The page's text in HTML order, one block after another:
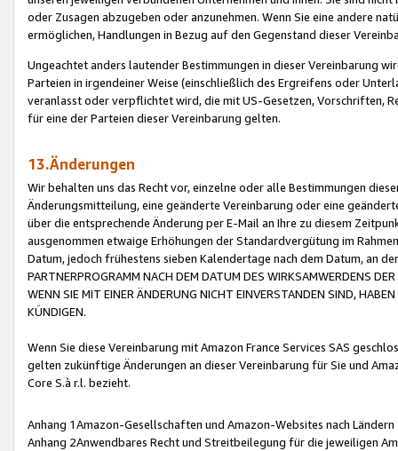
oder Zusagen abzugeben oder anzunehmen. Wenn Sie eine andere
ermöglichen, Handlungen in Bezug auf den Gegenstand dieser
Ungeachtet anders lautender Bestimmungen in dieser Vereinbarung
Parteien in irgendeiner Weise (einschließlich des Ergreifens oder
veranlasst oder verpflichtet wird, die mit US-Gesetzen, Vorschriften,
für eine der Parteien dieser Vereinbarung gelten.
13.Änderungen
Wir behalten uns das Recht vor, einzelne oder alle Bestimmungen
Änderungsmitteilung, eine geänderte Vereinbarung oder eine
über die entsprechende Änderung per E-Mail an Ihre zu diesem
ausgenommen etwaige Erhöhungen der Standardvergütung im
Datum, jedoch frühestens sieben Kalendertage nach dem Datum, an
PARTNERPROGRAMM NACH DEM DATUM DES WIRKSAMWERDENS
WENN SIE MIT EINER ÄNDERUNG NICHT EINVERSTANDEN SIND,
KÜNDIGEN.
Wenn Sie diese Vereinbarung mit Amazon France Services SAS
gelten zukünftige Änderungen an dieser Vereinbarung für Sie und
Core S.à r.l. bezieht.
Anhang 1Amazon-Gesellschaften und Amazon-Websites nach Ländern
Anhang 2Anwendbares Recht und Streitbeilegung für die jeweiligen